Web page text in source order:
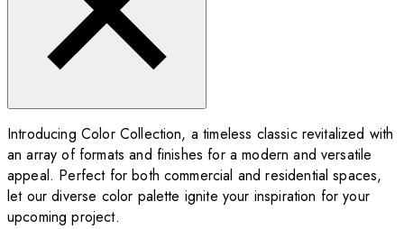
Introducing Color Collection, a timeless classic revitalized with
an array of formats and finishes for a modern and versatile
appeal. Perfect for both commercial and residential spaces,
let our diverse color palette ignite your inspiration for your
upcoming project.